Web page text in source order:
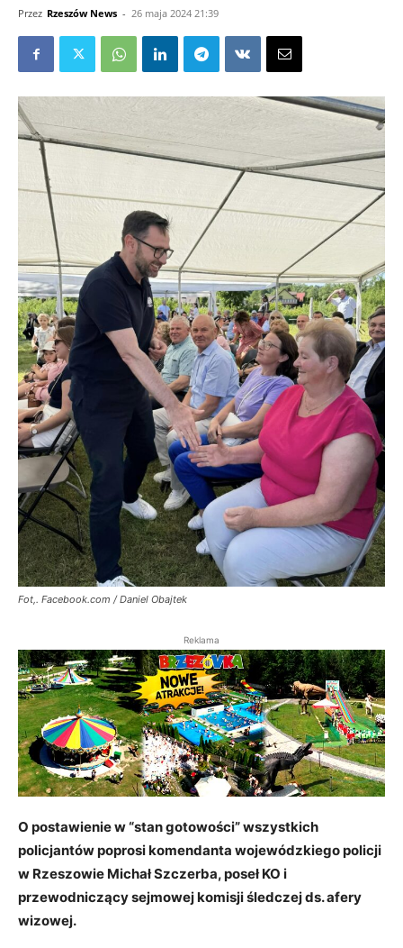
Przez Rzeszów News - 26 maja 2024 21:39
Fot,. Facebook.com / Daniel Obajtek
Reklama
O postawienie w “stan gotowości” wszystkich
policjantów poprosi komendanta wojewódzkiego policji
w Rzeszowie Michał Szczerba, poseł KO i
przewodniczący sejmowej komisji śledczej ds. afery
wizowej.